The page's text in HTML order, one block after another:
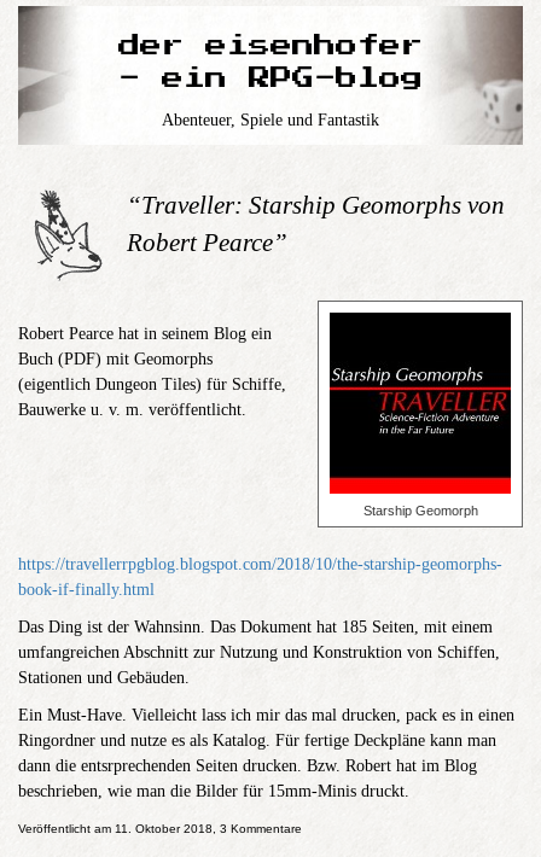
der eisenhofer
- ein RPG-blog
Abenteuer, Spiele und Fantastik
“Traveller: Starship Geomorphs von
Robert Pearce”
Starship Geomorph
Robert Pearce hat in seinem Blog ein
Buch (PDF) mit Geomorphs
(eigentlich Dungeon Tiles) für Schiffe,
Bauwerke u. v. m. veröffentlicht.
https://travellerrpgblog.blogspot.com/2018/10/the-starship-geomorphs-
book-if-finally.html
Das Ding ist der Wahnsinn. Das Dokument hat 185 Seiten, mit einem
umfangreichen Abschnitt zur Nutzung und Konstruktion von Schiffen,
Stationen und Gebäuden.
Ein Must-Have. Vielleicht lass ich mir das mal drucken, pack es in einen
Ringordner und nutze es als Katalog. Für fertige Deckpläne kann man
dann die entsrprechenden Seiten drucken. Bzw. Robert hat im Blog
beschrieben, wie man die Bilder für 15mm-Minis druckt.
Veröffentlicht am 11. Oktober 2018, 3 Kommentare